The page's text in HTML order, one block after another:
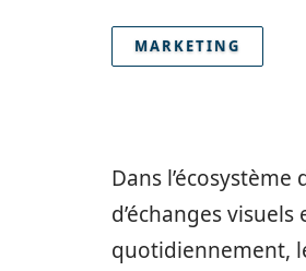
MARKETING
Dans l’écosystème
d’échanges
quotidiennement,